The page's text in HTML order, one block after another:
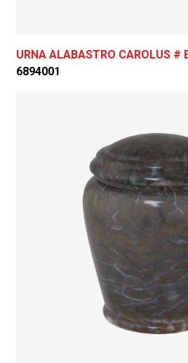
URNA ALABASTRO CAROLUS #
6894001